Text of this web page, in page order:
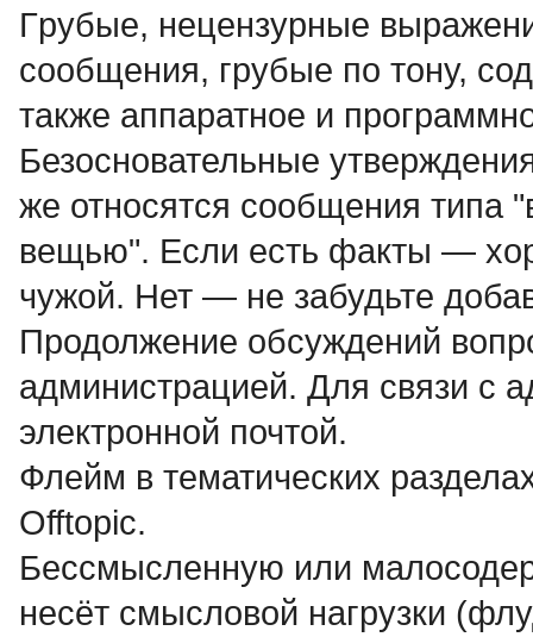
Гpубые, нецензурные
сообщения, грубые по тону,
также аппаратное и
Безосновательные
же относятся сообщения типа
вещью". Если есть факты —
чужой. Нет — не забудьте
Продолжение обсyждений
администрацией. Для связи с
электронной почтой.
Флейм в тематических
Offtopic.
Бессмысленнyю или
несёт смысловой нагрузки